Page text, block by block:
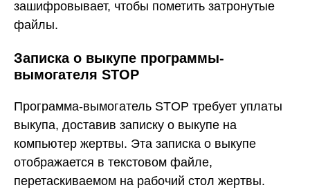
зашифровывает, чтобы пометить затронутые
файлы.
Записка о выкупе программы-
вымогателя STOP
Программа-вымогатель STOP требует уплаты
выкупа, доставив записку о выкупе на
компьютер жертвы. Эта записка о выкупе
отображается в текстовом файле,
перетаскиваемом на рабочий стол жертвы.